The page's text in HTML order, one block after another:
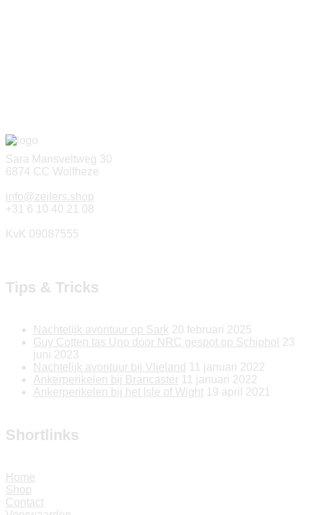
Sara Mansveltweg 30
6874 CC Wolfheze
info@zeilers.shop
+31 6 10 40 21 08
KvK 09087555
Tips & Tricks
Nachtelijk avontuur op Sark 20 februari 2025
Guy Cotten tas Uno door NRC gespot op Schiphol 23
juni 2023
Nachtelijk avontuur bij Vlieland 11 januari 2022
Ankerperikelen bij Brancaster 11 januari 2022
Ankerperikelen bij het Isle of Wight 19 april 2021
Shortlinks
Home
Shop
Contact